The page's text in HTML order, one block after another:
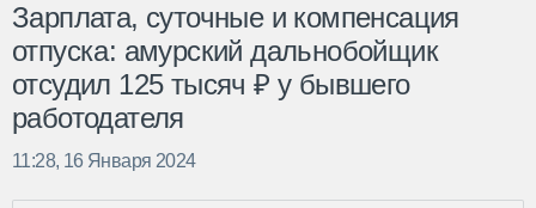
Зарплата, суточные и компенсация
отпуска: амурский дальнобойщик
отсудил 125 тысяч ₽ у бывшего
работодателя
11:28, 16 Января 2024